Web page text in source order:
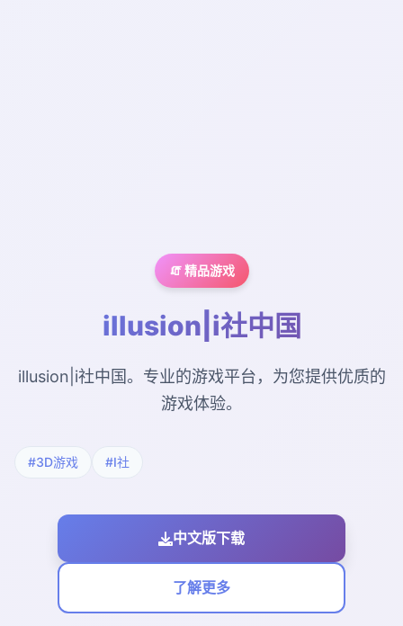
🧯 精品游戏
illusion|i社中国
illusion|i社中国。专业的游戏平台，为您提供优质的
游戏体验。
#3D游戏 #I社
中文版下载
了解更多